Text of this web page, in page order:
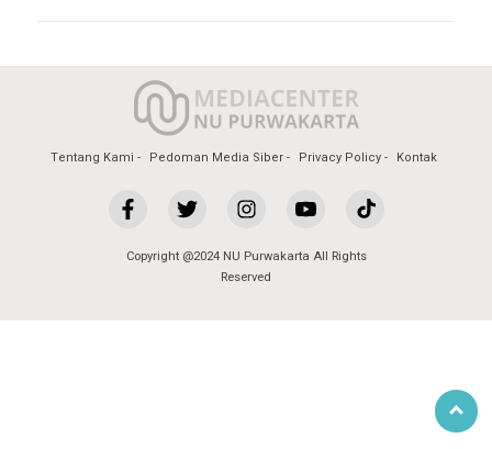
Tentang Kami Pedoman Media Siber Privacy Policy Kontak
Copyright @2024 NU Purwakarta All Rights
Reserved